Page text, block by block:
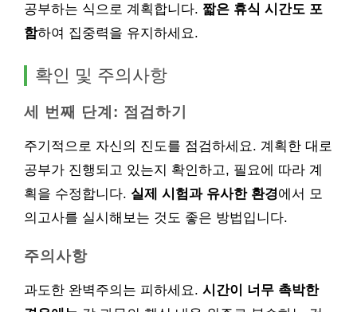
공부하는 식으로 계획합니다. 짧은 휴식 시간도 포
함하여 집중력을 유지하세요.
확인 및 주의사항
세 번째 단계: 점검하기
주기적으로 자신의 진도를 점검하세요. 계획한 대로
공부가 진행되고 있는지 확인하고, 필요에 따라 계
획을 수정합니다. 실제 시험과 유사한 환경에서 모
의고사를 실시해보는 것도 좋은 방법입니다.
주의사항
과도한 완벽주의는 피하세요. 시간이 너무 촉박한